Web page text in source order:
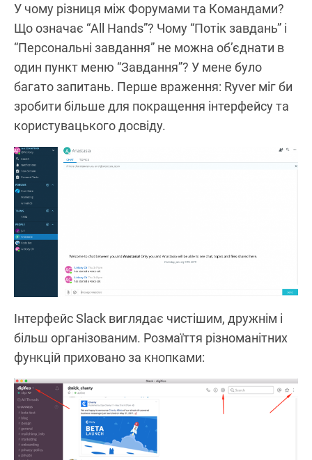
У чому різниця між Форумами та Командами?
Що означає “All Hands”? Чому “Потік завдань” і
“Персональні завдання” не можна об’єднати в
один пункт меню “Завдання”? У мене було
багато запитань. Перше враження: Ryver міг би
зробити більше для покращення інтерфейсу та
користувацького досвіду.
Інтерфейс Slack виглядає чистішим, дружнім і
більш організованим. Розмаїття різноманітних
функцій приховано за кнопками: